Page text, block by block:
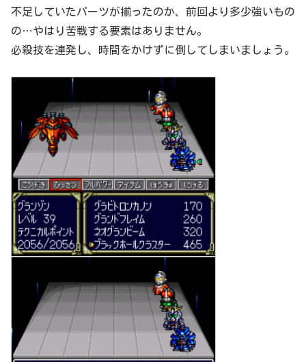
不足していたパーツが揃ったのか、前回より多少強いもの
の…やはり苦戦する要素はありません。
必殺技を連発し、時間をかけずに倒してしまいましょう。